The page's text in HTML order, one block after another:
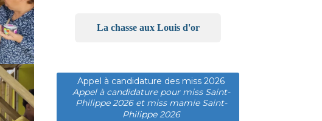
La chasse aux Louis d'or
Appel à candidature des miss 2026
Appel à candidature pour miss Saint-
Philippe 2026 et miss mamie Saint-
Philippe 2026